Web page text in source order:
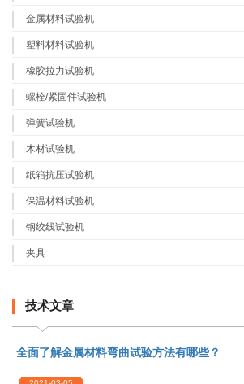
金属材料试验机
塑料材料试验机
橡胶拉力试验机
螺栓/紧固件试验机
弹簧试验机
木材试验机
纸箱抗压试验机
保温材料试验机
钢绞线试验机
夹具
技术文章
全面了解金属材料弯曲试验方法有哪些？